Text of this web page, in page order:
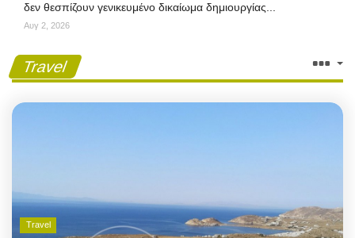
δεν θεσπίζουν γενικευμένο δικαίωμα δημιουργίας...
Αυγ 2, 2026
Travel
Travel